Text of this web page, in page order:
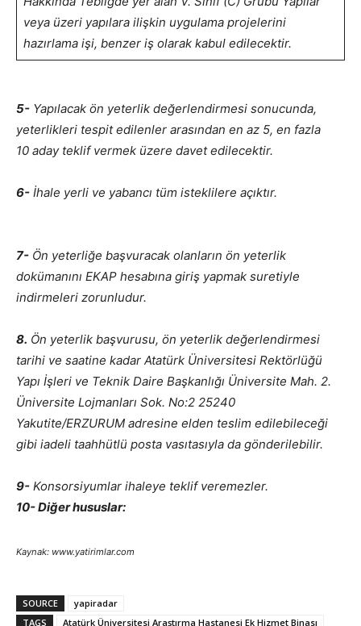
veya üzeri yapılara ilişkin uygulama projelerini
hazırlama işi, benzer iş olarak kabul edilecektir.
5- Yapılacak ön yeterlik değerlendirmesi sonucunda,
yeterlikleri tespit edilenler arasından en az 5, en fazla
10 aday teklif vermek üzere davet edilecektir.
6- İhale yerli ve yabancı tüm isteklilere açıktır.
7- Ön yeterliğe başvuracak olanların ön yeterlik
dokümanını EKAP hesabına giriş yapmak suretiyle
indirmeleri zorunludur.
8. Ön yeterlik başvurusu, ön yeterlik değerlendirmesi
tarihi ve saatine kadar Atatürk Üniversitesi Rektörlüğü
Yapı İşleri ve Teknik Daire Başkanlığı Üniversite Mah. 2.
Üniversite Lojmanları Sok. No:2 25240
Yakutite/ERZURUM adresine elden teslim edilebileceği
gibi iadeli taahhütlü posta vasıtasıyla da gönderilebilir.
9- Konsorsiyumlar ihaleye teklif veremezler.
10- Diğer hususlar:
Kaynak: www.yatirimlar.com
SOURCE
yapiradar
TAGS
Atatürk Üniversitesi Araştırma Hastanesi Ek Hizmet Binası